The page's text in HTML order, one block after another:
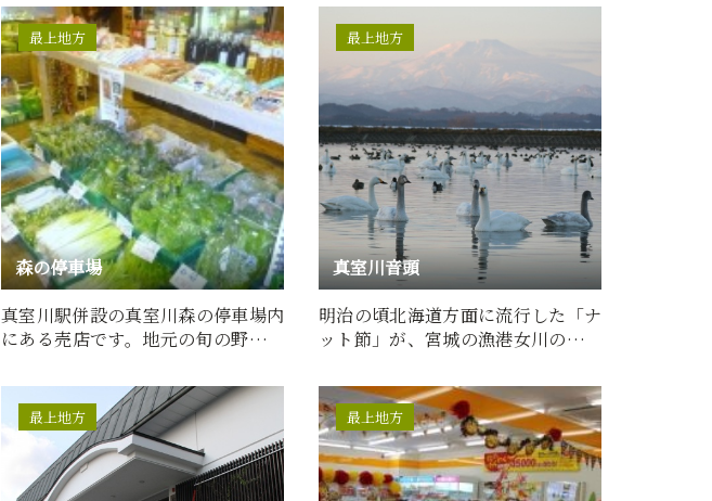
森の停車場
最上地方
真室川駅併設の真室川森の停車場内
にある売店です。地元の旬の野菜の
真室川音頭
最上地方
明治の頃北海道方面に流行した「ナ
ット節」が、宮城の漁港女川の漁民
最上地方 最上地方